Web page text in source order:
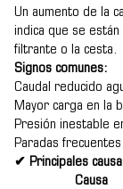
Un aumento de la
indica que se
filtrante o la cesta.
Signos comunes:
Caudal reducido
Mayor carga en la
Presión inestable
Paradas
✔ Principales
Causa